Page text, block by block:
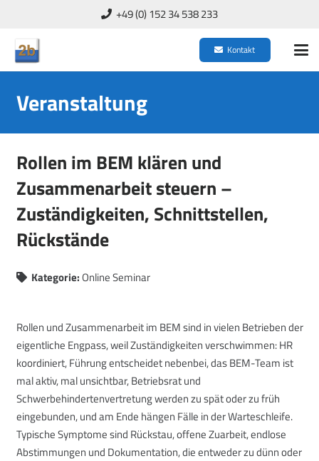
+49 (0) 152 34 538 233
Kontakt
Veranstaltung
Rollen im BEM klären und
Zusammenarbeit steuern –
Zuständigkeiten, Schnittstellen,
Rückstände
Kategorie:Online Seminar
Rollen und Zusammenarbeit im BEM sind in vielen Betrieben der
eigentliche Engpass, weil Zuständigkeiten verschwimmen: HR
koordiniert, Führung entscheidet nebenbei, das BEM-Team ist
mal aktiv, mal unsichtbar, Betriebsrat und
Schwerbehindertenvertretung werden zu spät oder zu früh
eingebunden, und am Ende hängen Fälle in der Warteschleife.
Typische Symptome sind Rückstau, offene Zuarbeit, endlose
Abstimmungen und Dokumentation, die entweder zu dünn oder